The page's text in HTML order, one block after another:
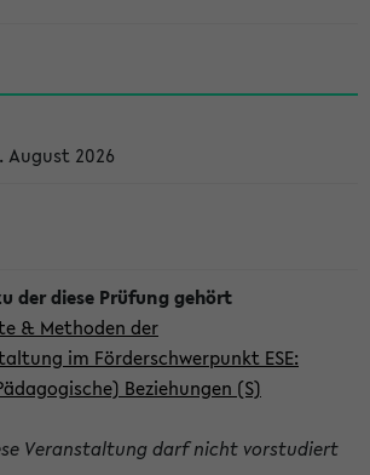
August 2026
& Methoden der
im Förderschwerpunkt ESE:
Beziehungen (S)
Veranstaltung darf nicht vorstudiert